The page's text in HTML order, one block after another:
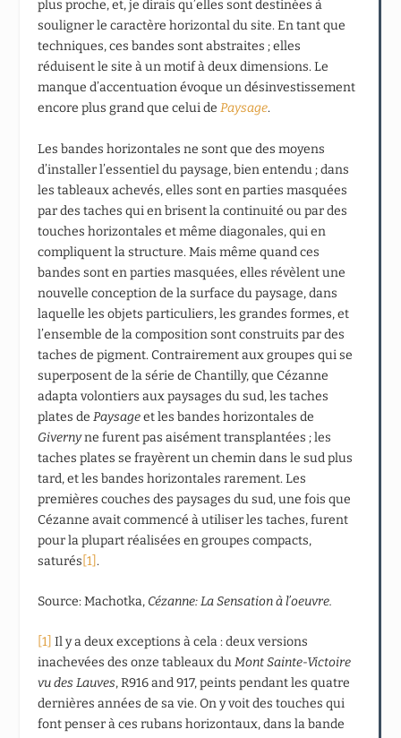
plus proche, et, je dirais qu’elles sont destinées à
souligner le caractère horizontal du site. En tant que
techniques, ces bandes sont abstraites ; elles
réduisent le site à un motif à deux dimensions. Le
manque d’accentuation évoque un désinvestissement
encore plus grand que celui dePaysage.
Les bandes horizontales ne sont que des moyens
d’installer l’essentiel du paysage, bien entendu ; dans
les tableaux achevés, elles sont en parties masquées
par des taches qui en brisent la continuité ou par des
touches horizontales et même diagonales, qui en
compliquent la structure. Mais même quand ces
bandes sont en parties masquées, elles révèlent une
nouvelle conception de la surface du paysage, dans
laquelle les objets particuliers, les grandes formes, et
l’ensemble de la composition sont construits par des
taches de pigment. Contrairement aux groupes qui se
superposent de la série de Chantilly, que Cézanne
adapta volontiers aux paysages du sud, les taches
plates dePaysageet les bandes horizontales de
Givernyne furent pas aisément transplantées ; les
taches plates se frayèrent un chemin dans le sud plus
tard, et les bandes horizontales rarement. Les
premières couches des paysages du sud, une fois que
Cézanne avait commencé à utiliser les taches, furent
pour la plupart réalisées en groupes compacts,
saturés [1].
Source: Machotka, Cézanne: La Sensation à l’oeuvre.
[1] Il y a deux exceptions à cela : deux versions
inachevées des onze tableaux duMont Sainte-Victoire
vu des Lauves, R916 and 917, peints pendant les quatre
dernières années de sa vie. On y voit des touches qui
font penser à ces rubans horizontaux, dans la bande